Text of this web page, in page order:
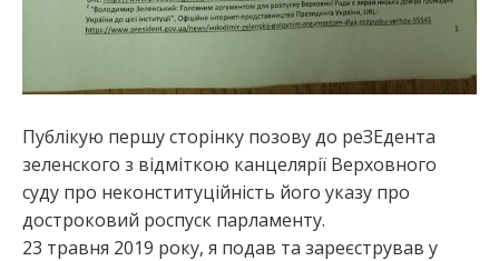
Публікую першу сторінку позову до реЗЕдента
зеленского з відміткою канцелярії Верховного
суду про неконституційність його указу про
достроковий роспуск парламенту.
23 травня 2019 року, я подав та зареєстрував у